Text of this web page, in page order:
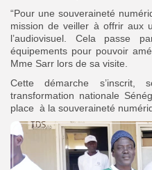
“Pour une souveraineté
mission de veiller à offrir aux
l’audiovisuel. Cela passe
équipements pour pouvoir
Mme Sarr lors de sa visite.
Cette démarche s’inscrit,
transformation nationale
place à la souveraineté